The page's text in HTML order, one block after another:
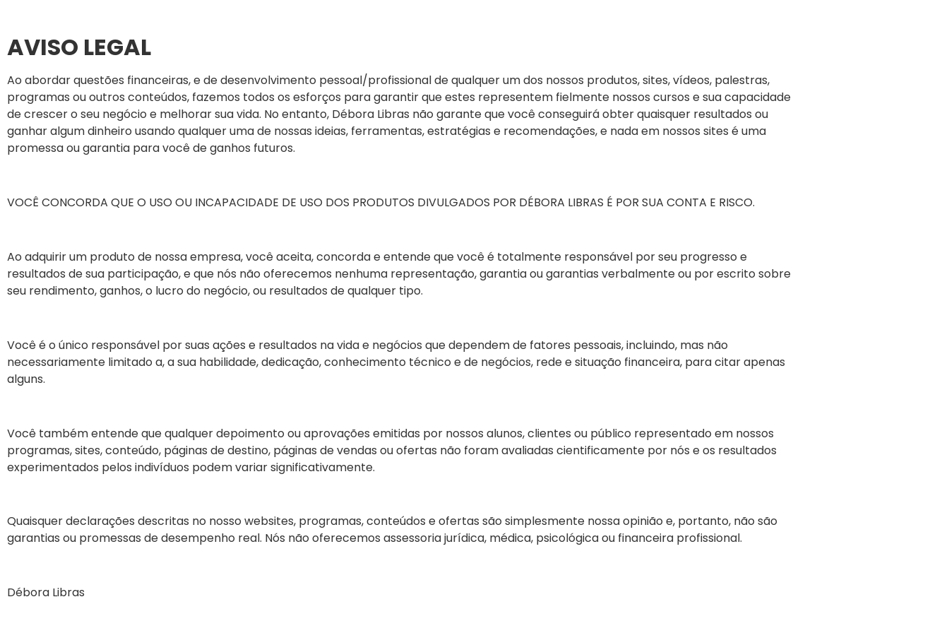
AVISO LEGAL
Ao abordar questões financeiras, e de desenvolvimento pessoal/profissional de qualquer um dos nossos produtos, sites, vídeos, palestras,
programas ou outros conteúdos, fazemos todos os esforços para garantir que estes representem fielmente nossos cursos e sua capacidade
de crescer o seu negócio e melhorar sua vida. No entanto, Débora Libras não garante que você conseguirá obter quaisquer resultados ou
ganhar algum dinheiro usando qualquer uma de nossas ideias, ferramentas, estratégias e recomendações, e nada em nossos sites é uma
promessa ou garantia para você de ganhos futuros.
VOCÊ CONCORDA QUE O USO OU INCAPACIDADE DE USO DOS PRODUTOS DIVULGADOS POR DÉBORA LIBRAS É POR SUA CONTA E RISCO.
Ao adquirir um produto de nossa empresa, você aceita, concorda e entende que você é totalmente responsável por seu progresso e
resultados de sua participação, e que nós não oferecemos nenhuma representação, garantia ou garantias verbalmente ou por escrito sobre
seu rendimento, ganhos, o lucro do negócio, ou resultados de qualquer tipo.
Você é o único responsável por suas ações e resultados na vida e negócios que dependem de fatores pessoais, incluindo, mas não
necessariamente limitado a, a sua habilidade, dedicação, conhecimento técnico e de negócios, rede e situação financeira, para citar apenas
alguns.
Você também entende que qualquer depoimento ou aprovações emitidas por nossos alunos, clientes ou público representado em nossos
programas, sites, conteúdo, páginas de destino, páginas de vendas ou ofertas não foram avaliadas cientificamente por nós e os resultados
experimentados pelos indivíduos podem variar significativamente.
Quaisquer declarações descritas no nosso websites, programas, conteúdos e ofertas são simplesmente nossa opinião e, portanto, não são
garantias ou promessas de desempenho real. Nós não oferecemos assessoria jurídica, médica, psicológica ou financeira profissional.
Débora Libras